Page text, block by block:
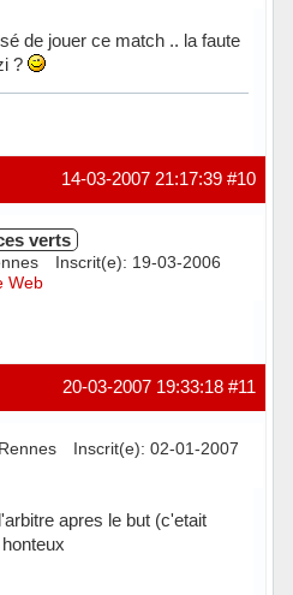
de jouer ce match .. la faute
?
#10
14-03-2007 21:17:39
verts
Inscrit(e): 19-03-2006
Web
#11
20-03-2007 19:33:18
Inscrit(e): 02-01-2007
apres le but (c'etait